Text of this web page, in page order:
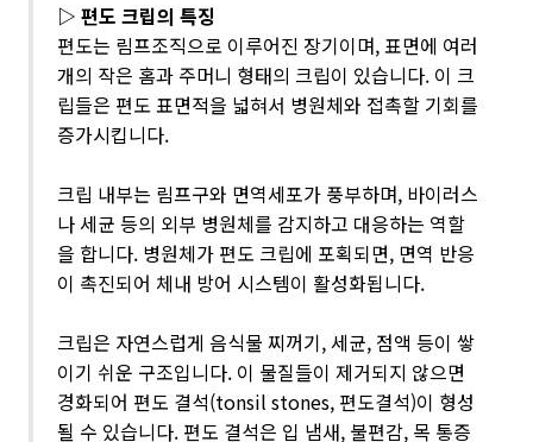
▷ 편도 크립의 특징
편도는 림프조직으로 이루어진 장기이며, 표면에 여러
개의 작은 홈과 주머니 형태의 크립이 있습니다. 이 크
립들은 편도 표면적을 넓혀서 병원체와 접촉할 기회를
증가시킵니다.
크립 내부는 림프구와 면역세포가 풍부하며, 바이러스
나 세균 등의 외부 병원체를 감지하고 대응하는 역할
을 합니다. 병원체가 편도 크립에 포획되면, 면역 반응
이 촉진되어 체내 방어 시스템이 활성화됩니다.
크립은 자연스럽게 음식물 찌꺼기, 세균, 점액 등이 쌓
이기 쉬운 구조입니다. 이 물질들이 제거되지 않으면
경화되어 편도 결석(tonsil stones, 편도결석)이 형성
될 수 있습니다. 편도 결석은 입 냄새, 불편감, 목 통증